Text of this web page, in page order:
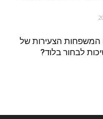
המשפחות הצעירות של
לבחור בלוד?